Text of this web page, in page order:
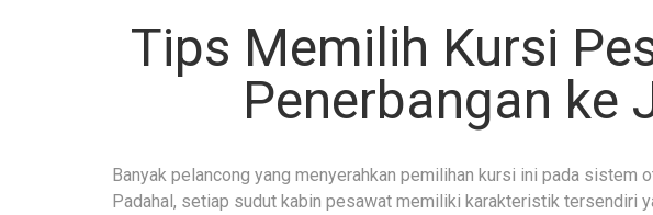
Tips Memilih Kursi
Penerbangan ke
Banyak pelancong yang menyerahkan pemilihan kursi ini pada sistem
Padahal, setiap sudut kabin pesawat memiliki karakteristik tersendiri